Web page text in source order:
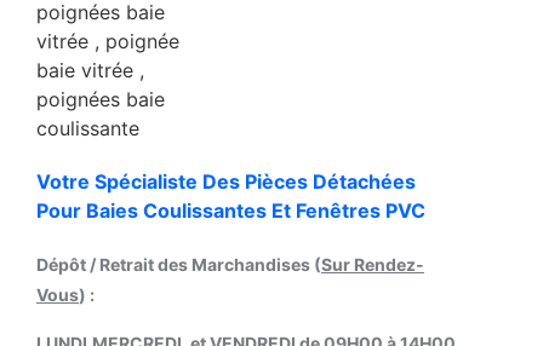
Votre Spécialiste Des Pièces Détachées
Pour Baies Coulissantes Et Fenêtres PVC
Dépôt / Retrait des Marchandises (Sur Rendez-
Vous) :